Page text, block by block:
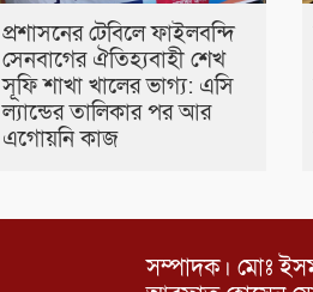
প্রশাসনের টেবিলে ফাইলবন্দি
সেনবাগের ঐতিহ্যবাহী শেখ
সূফি শাখা খালের ভাগ্য: এসি
ল্যান্ডের তালিকার পর আর
এগোয়নি কাজ
সম্পাদক। মোঃ